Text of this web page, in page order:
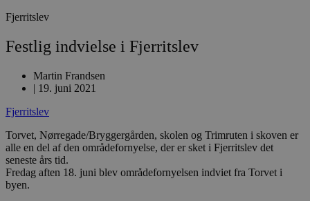
Fjerritslev
Festlig indvielse i Fjerritslev
Martin Frandsen
| 19. juni 2021
Fjerritslev
Torvet, Nørregade/Bryggergården, skolen og Trimruten i skoven er
alle en del af den områdefornyelse, der er sket i Fjerritslev det
seneste års tid.
Fredag aften 18. juni blev områdefornyelsen indviet fra Torvet i
byen.